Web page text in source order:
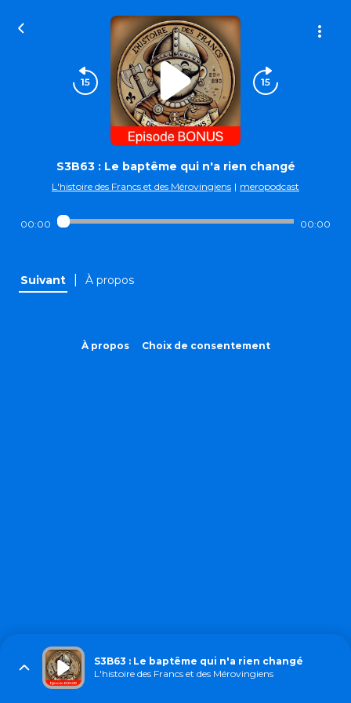
S3B63 : Le baptême qui n'a rien changé
L'histoire des Francs et des Mérovingiens | meropodcast
00:00 00:00
Suivant À propos
À propos Choix de consentement
S3B63 : Le baptême qui n'a rien changé
L'histoire des Francs et des Mérovingiens